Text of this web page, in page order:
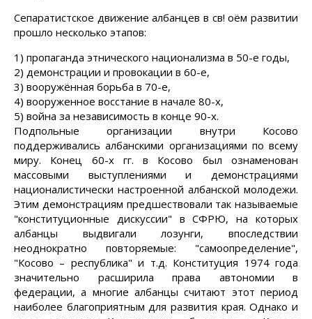
Сепаратистское движение албанцев в св! оём развитии
прошло несколько этапов:
1) пропаганда этнического национализма в 50-е годы,
2) демонстрации и провокации в 60-е,
3) вооружённая борьба в 70-е,
4) вооруженное восстание в начале 80-х,
5) война за независимость в конце 90-х.
Подпольные организации внутри Косово
поддерживались албанскими организациями по всему
миру. Конец 60-х гг. в Косово был ознаменован
массовыми выступлениями и демонстрациями
националистически настроенной албанской молодежи.
Этим демонстрациям предшествовали так называемые
"конституционные дискуссии" в СФРЮ, на которых
албанцы выдвигали лозунги, впоследствии
неоднократно повторяемые: "самоопределение",
"Косово – республика" и т.д. Конституция 1974 года
значительно расширила права автономии в
федерации, а многие албанцы считают этот период
наиболее благоприятным для развития края. Однако и